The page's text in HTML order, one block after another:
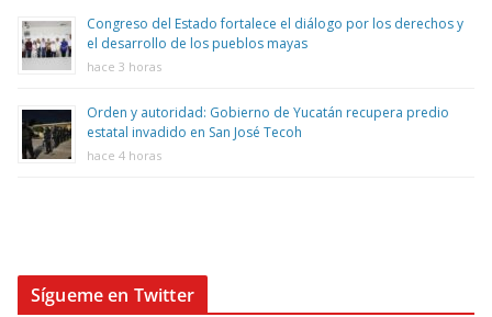
Congreso del Estado fortalece el diálogo por los derechos y
el desarrollo de los pueblos mayas
hace 3 horas
Orden y autoridad: Gobierno de Yucatán recupera predio
estatal invadido en San José Tecoh
hace 4 horas
Sígueme en Twitter